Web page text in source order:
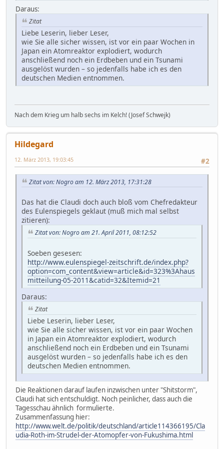
Daraus:
Zitat
Liebe Leserin, lieber Leser,
wie Sie alle sicher wissen, ist vor ein paar Wochen in
Japan ein Atomreaktor explodiert, wodurch
anschließend noch ein Erdbeben und ein Tsunami
ausgelöst wurden – so jedenfalls habe ich es den
deutschen Medien entnommen.
Nach dem Krieg um halb sechs im Kelch! (Josef Schwejk)
Hildegard
#2
12. März 2013, 19:03:45
Zitat von: Nogro am 12. März 2013, 17:31:28
Das hat die Claudi doch auch bloß vom Chefredakteur
des Eulenspiegels geklaut (muß mich mal selbst
zitieren):
Zitat von: Nogro am 21. April 2011, 08:12:52
Soeben gesesen:
http://www.eulenspiegel-zeitschrift.de/index.php?
option=com_content&view=article&id=323%3Ahaus
mitteilung-05-2011&catid=32&Itemid=21
Daraus:
Zitat
Liebe Leserin, lieber Leser,
wie Sie alle sicher wissen, ist vor ein paar Wochen
in Japan ein Atomreaktor explodiert, wodurch
anschließend noch ein Erdbeben und ein Tsunami
ausgelöst wurden – so jedenfalls habe ich es den
deutschen Medien entnommen.
Die Reaktionen darauf laufen inzwischen unter "Shitstorm",
Claudi hat sich entschuldigt. Noch peinlicher, dass auch die
Tagesschau ähnlich formulierte.
Zusammenfassung hier:
http://www.welt.de/politik/deutschland/article114366195/Cla
udia-Roth-im-Strudel-der-Atomopfer-von-Fukushima.html